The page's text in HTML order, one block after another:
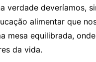
verdade deveríamos,
alimentar que
mesa equilibrada,
da vida.